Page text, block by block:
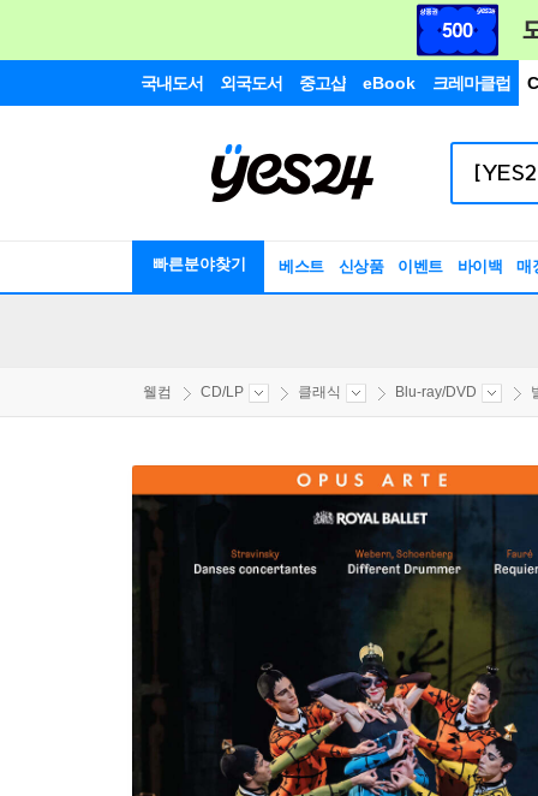
국내도서 외국도서 중고샵 eBook 크레마클럽
빠른분야찾기 베스트 신상품 이벤트 바이백 매
웰컴 CD/LP 클래식 Blu-ray/DVD